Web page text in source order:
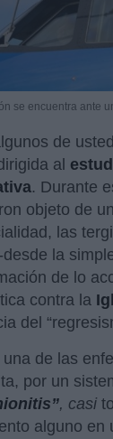
se encuentra ante
de
al
. Durante
objeto de
las
la
de lo
contra la
del
una de las
por un
, casi
alguno en